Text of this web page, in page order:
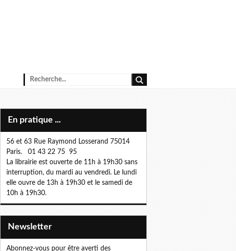
En pratique ...
56 et 63 Rue Raymond Losserand 75014
Paris. 01 43 22 75 95
La librairie est ouverte de 11h à 19h30 sans
interruption, du mardi au vendredi. Le lundi
elle ouvre de 13h à 19h30 et le samedi de
10h à 19h30.
Newsletter
Abonnez-vous pour être averti des